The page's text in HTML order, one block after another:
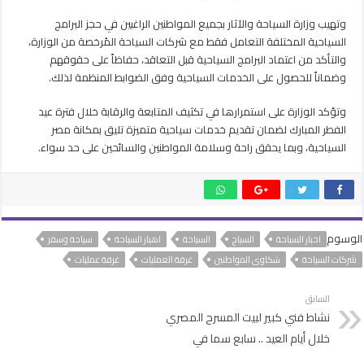
وتهيب وزارة السياحة والآثار بجميع المواطنين الراغبين في حجز البرامج
السياحية المختلفة التعامل فقط مع شركات السياحة المُرخصة من الوزارة،
والتأكد من اعتماد البرامج السياحية قبل التعاقد، حفاظاً على حقوقهم
وضماناً للحصول على الخدمات السياحية وفق الضوابط المنظمة لذلك.
وتؤكد الوزارة على استمرارها في تكثيف المتابعة والرقابة خلال فترة عيد
الفطر المبارك لضمان تقديم خدمات سياحية متميزة تليق بمكانة مصر
السياحية، وبما يحقق راحة وسلامة المواطنين والسائحين على حد سواء.
الوسوم اخبار السياحة السياح السياحة اهبار السياحة
سياحة وسفر
شركات السياحة
شكاوى المواطنين غرفة العمليات غرفة عمليات
السابق
نشاط فني كبير لبيت المسرح المصري
خلال أيام العيد .. سابع سما في